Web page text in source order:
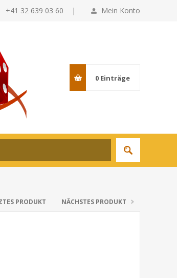
Mein Konto
+41 32 639 03 60 |
0 Einträge
PRODUKT NÄCHSTES PRODUKT